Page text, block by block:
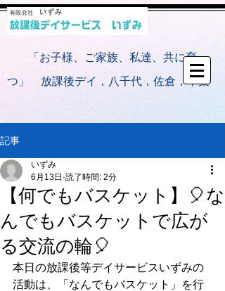
「お子様、ご家族、私達、共に育
つ」 放課後デイ，八千代，佐倉，千葉
記事
【何でもバスケット】🎈な
んでもバスケットで広が
る交流の輪🎈
いずみ
6月13日 読了時間: 2分
本日の放課後等デイサービスいずみの
活動は、「なんでもバスケット」を行